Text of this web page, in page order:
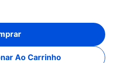
Ao Carrinho